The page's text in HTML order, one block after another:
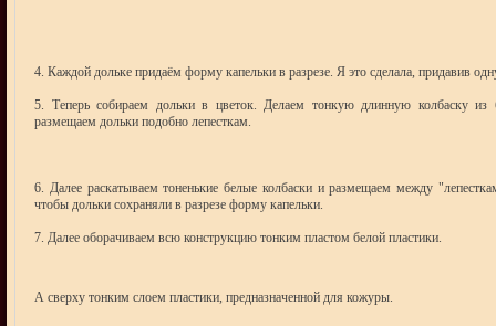
4. Каждой дольке придаём форму капельки в разрезе. Я это сделала, придавив
5. Теперь собираем дольки в цветок. Делаем тонкую длинную колбаску из
размещаем дольки подобно лепесткам.
6. Далее раскатываем тоненькие белые колбаски и размещаем между
чтобы дольки сохраняли в разрезе форму капельки.
7. Далее оборачиваем всю конструкцию тонким пластом белой пластики.
А сверху тонким слоем пластики, предназначенной для кожуры.